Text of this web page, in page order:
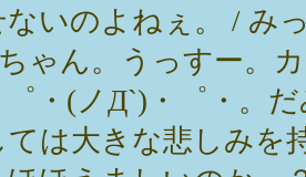
いのよねぇ。 / み
ゃん。うっすー。
゜・(ノД`)・゜・。
ては大きな悲しみを